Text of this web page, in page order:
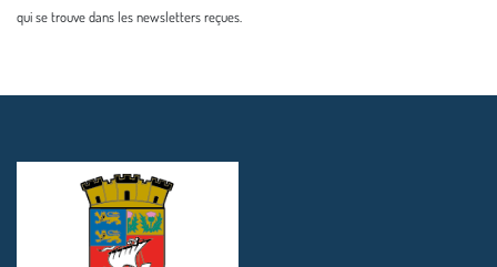
qui se trouve dans les newsletters reçues.